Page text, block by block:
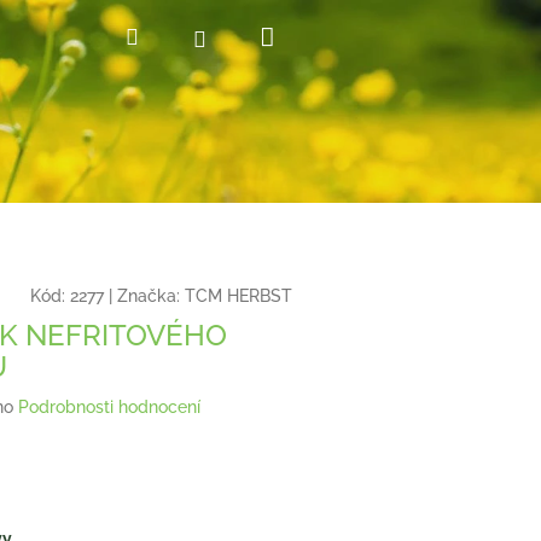
HledatPřihlášení
košík
Kód: 2277 Značka: TCM HERBST
NEFRITOVÉHO
Podrobnosti hodnocení